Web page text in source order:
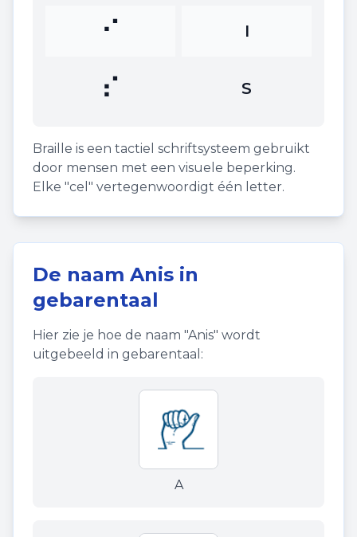
⠊ I
⠎ S
Braille is een tactiel schriftsysteem gebruikt
door mensen met een visuele beperking.
Elke "cel" vertegenwoordigt één letter.
De naam Anis in
gebarentaal
Hier zie je hoe de naam "Anis" wordt
uitgebeeld in gebarentaal:
A